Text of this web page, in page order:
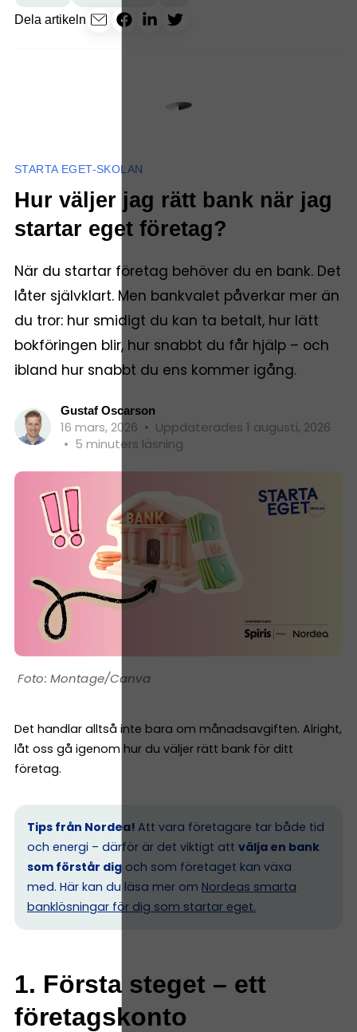
Dela artikeln
STARTA EGET-SKOLAN
Hur väljer jag rätt bank när jag
startar eget företag?
När du startar företag behöver du en bank. Det
låter självklart. Men bankvalet påverkar mer än
du tror: hur smidigt du kan ta betalt, hur lätt
bokföringen blir, hur snabbt du får hjälp – och
ibland hur snabbt du ens kommer igång.
Gustaf Oscarson
16 mars, 2026 • Uppdaterades 1 augusti, 2026
• 5 minuters läsning
Montage/Canva
Det handlar alltså inte bara om månadsavgiften. Alright,
låt oss gå igenom hur du väljer rätt bank för ditt
företag.
Tips från Nordea! Att vara företagare tar både tid
och energi – därför är det viktigt att välja en bank
som förstår dig och som företaget kan växa
med. Här kan du läsa mer om Nordeas smarta
banklösningar för dig som startar eget.
1. Första steget – ett
företagskonto